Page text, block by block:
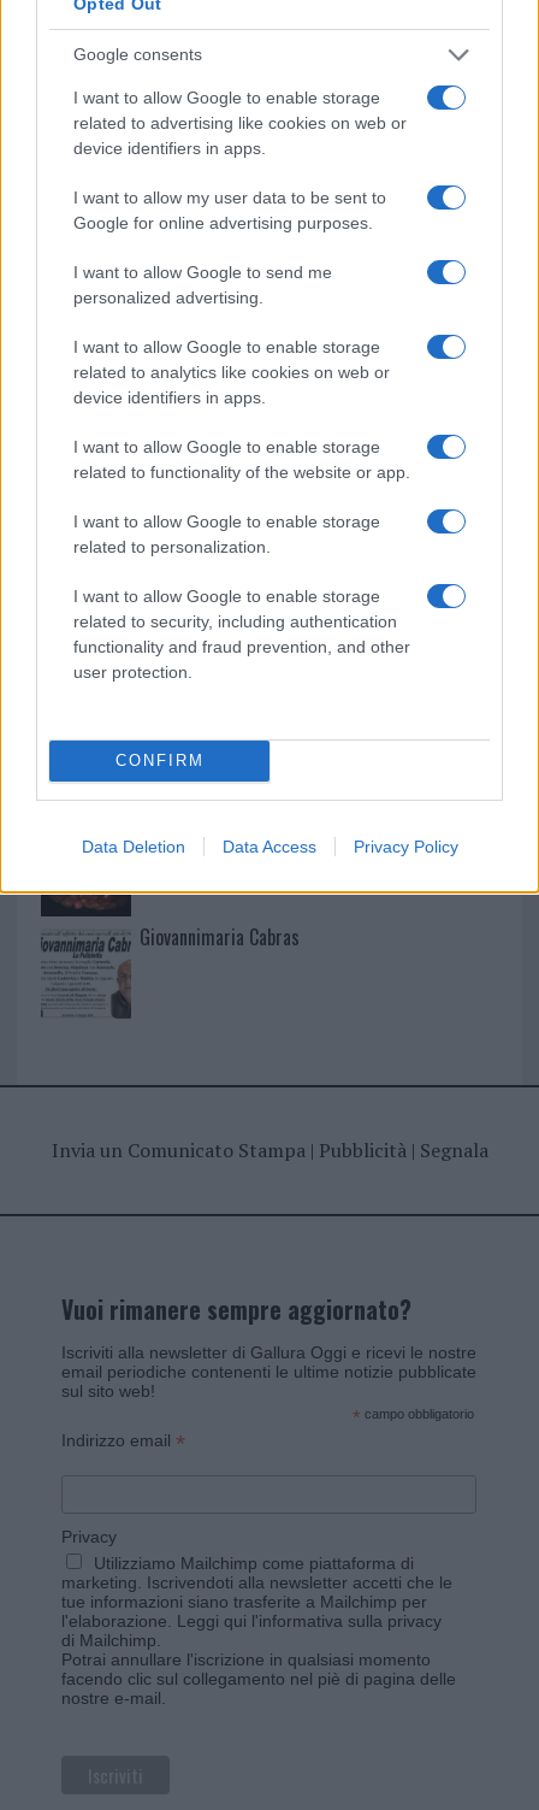
Google consents
I want to allow Google to enable storage
related to advertising like cookies on web or
device identifiers in apps.
I want to allow my user data to be sent to
Google for online advertising purposes.
I want to allow Google to send me
personalized advertising.
I want to allow Google to enable storage
related to analytics like cookies on web or
device identifiers in apps.
I want to allow Google to enable storage
related to functionality of the website or app.
I want to allow Google to enable storage
related to personalization.
I want to allow Google to enable storage
related to security, including authentication
functionality and fraud prevention, and other
user protection.
CONFIRM
Data Deletion Data Access Privacy Policy
Martina Agostina Diturco
I nostri cari
I nostri cari
I nostri cari
Giovannimaria Cabras
Invia un Comunicato Stampa| Pubblicità| Segnala
Vuoi rimanere sempre aggiornato?
Iscriviti alla newsletter di Gallura Oggi e ricevi le nostre
email periodiche contenenti le ultime notizie pubblicate
sul sito web!
* campo obbligatorio
Indirizzo email *
Privacy
Utilizziamo Mailchimp come piattaforma di
marketing. Iscrivendoti alla newsletter accetti che le
tue informazioni siano trasferite a Mailchimp per
l'elaborazione. Leggi qui l'informativa sulla privacy
di Mailchimp
Potrai annullare l'iscrizione in qualsiasi momento
facendo clic sul collegamento nel piè di pagina delle
nostre e-mail.